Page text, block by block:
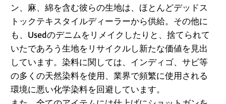
ン、麻、綿を含む彼らの生地は、ほとんどデッドス
トックテキスタイルディーラーから供給。その他に
も、Usedのデニムをリメイクしたりと、捨てられて
いたであろう生地をリサイクルし新たな価値を見出
しています。染料に関しては、インディゴ、サビ等
の多くの天然染料を使用、業界で頻繁に使用される
環境に悪い化学染料を回避しています。
アイスランド (ISK kr)
アイルランド (EUR €)
アセンション島 (SHP
£)
アゼルバイジャン
(AZN ₼)